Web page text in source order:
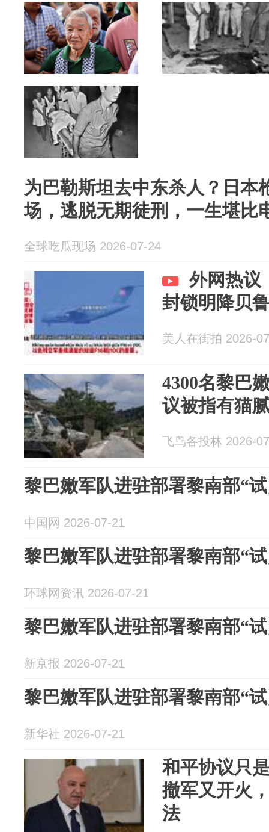
为巴勒斯坦去中东杀人？日本
场，逃脱无期徒刑，一生堪比
全球吃瓜现场 2026-07-24
外网热议
封锁明降贝
美人在街拍 2026-
4300名黎巴
议被指有猫
飞鸟各投林 2026-
黎巴嫩军队进驻部署黎南部“
中国网 2026-07-21
黎巴嫩军队进驻部署黎南部“
环球网资讯 2026-07-21
黎巴嫩军队进驻部署黎南部“
新京报 2026-07-21
黎巴嫩军队进驻部署黎南部“
新华社 2026-07-21
和平协议只
撤军又开火
法